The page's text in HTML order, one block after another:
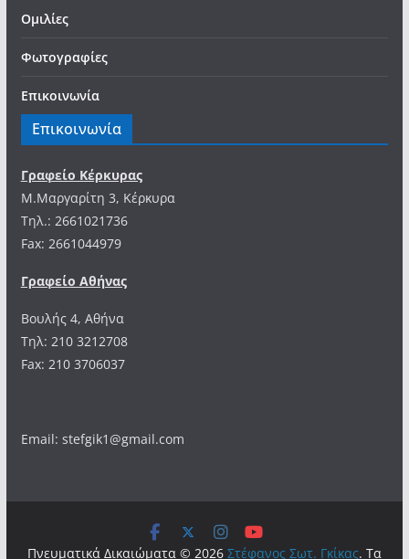
Ομιλίες
Φωτογραφίες
Επικοινωνία
Επικοινωνία
Γραφείο Κέρκυρας
Μ.Μαργαρίτη 3, Κέρκυρα
Tηλ.: 2661021736
Fax: 2661044979
Γραφείο Αθήνας
Βουλής 4, Αθήνα
Τηλ: 210 3212708
Fax: 210 3706037
Email: stefgik1@gmail.com
Πνευματικά Δικαιώματα © 2026 Στέφανος Σωτ. Γκίκας. Τα